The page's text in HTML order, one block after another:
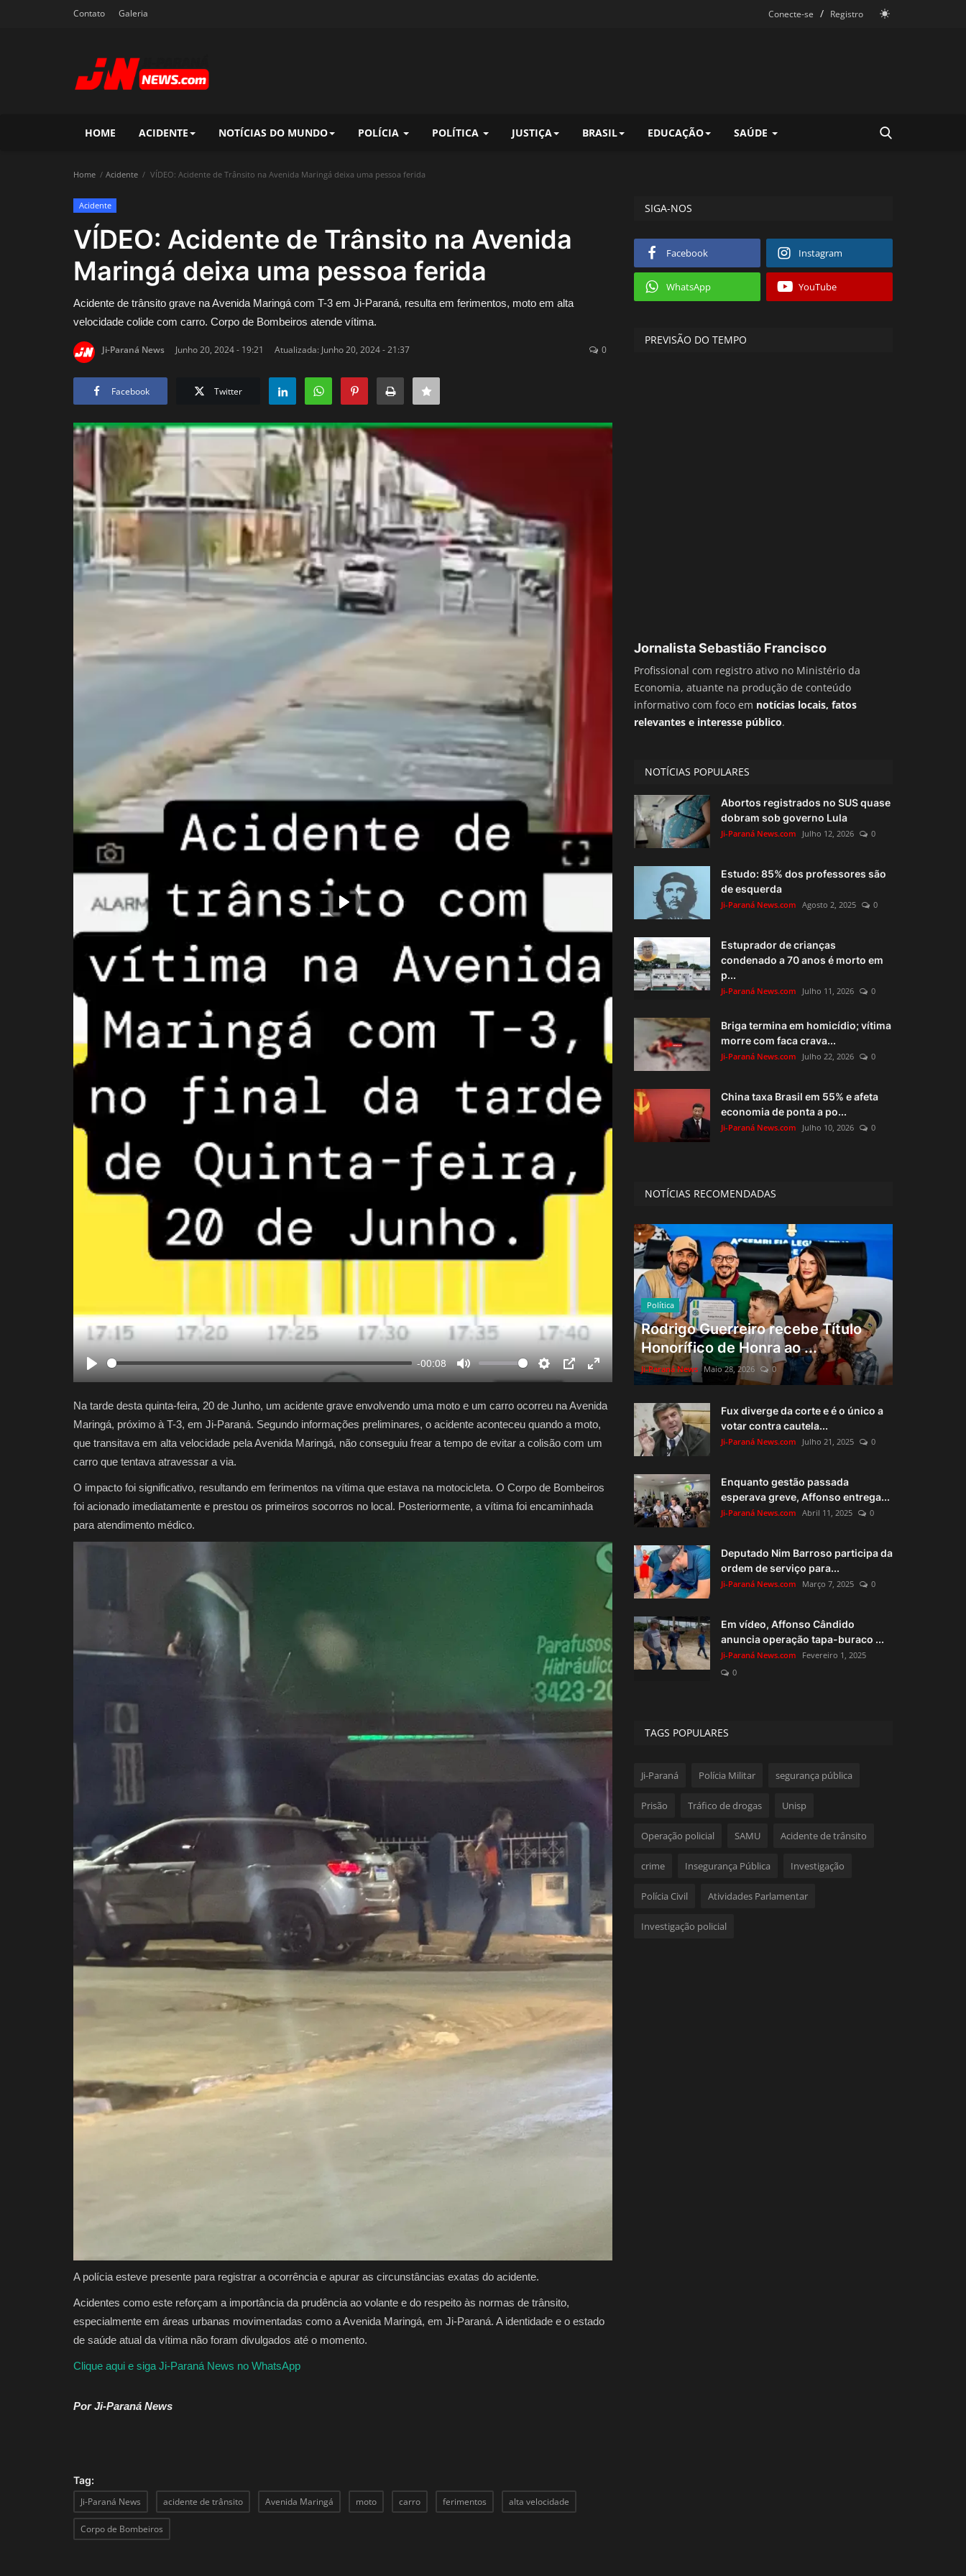
Contato Galeria Conecte-se / Registro
HOME ACIDENTE NOTÍCIAS DO MUNDO POLÍCIA POLÍTICA JUSTIÇA BRASIL EDUCAÇÃO SAÚDE
Home Acidente VÍDEO: Acidente de Trânsito na Avenida Maringá deixa uma pessoa ferida
Acidente
VÍDEO: Acidente de Trânsito na Avenida
Maringá deixa uma pessoa ferida
Acidente de trânsito grave na Avenida Maringá com T-3 em Ji-Paraná, resulta em ferimentos, moto em alta
velocidade colide com carro. Corpo de Bombeiros atende vítima.
Ji-Paraná News Junho 20, 2024 - 19:21 Atualizada: Junho 20, 2024 - 21:37 0
Facebook Twitter
Play
-00:08
Mute
Settings
PIP
Enter
Play
Na tarde desta quinta-feira, 20 de Junho, um acidente grave envolvendo uma moto e um carro ocorreu na Avenida
Maringá, próximo à T-3, em Ji-Paraná. Segundo informações preliminares, o acidente aconteceu quando a moto,
que transitava em alta velocidade pela Avenida Maringá, não conseguiu frear a tempo de evitar a colisão com um
carro que tentava atravessar a via.
O impacto foi significativo, resultando em ferimentos na vítima que estava na motocicleta. O Corpo de Bombeiros
foi acionado imediatamente e prestou os primeiros socorros no local. Posteriormente, a vítima foi encaminhada
para atendimento médico.
A polícia esteve presente para registrar a ocorrência e apurar as circunstâncias exatas do acidente.
Acidentes como este reforçam a importância da prudência ao volante e do respeito às normas de trânsito,
especialmente em áreas urbanas movimentadas como a Avenida Maringá, em Ji-Paraná. A identidade e o estado
de saúde atual da vítima não foram divulgados até o momento.
Clique aqui e siga Ji-Paraná News no WhatsApp
Por Ji-Paraná News
Tag:
Ji-Paraná News
acidente de trânsito Avenida Maringá moto carro ferimentos alta velocidade
Corpo de Bombeiros
SIGA-NOS
Facebook Instagram
WhatsApp YouTube
PREVISÃO DO TEMPO
Jornalista Sebastião Francisco
Profissional com registro ativo no Ministério da
Economia, atuante na produção de conteúdo
informativo com foco em notícias locais, fatos
relevantes e interesse público.
NOTÍCIAS POPULARES
Abortos registrados no SUS quase
dobram sob governo Lula
Ji-Paraná News.com Julho 12, 2026 0
Estudo: 85% dos professores são
de esquerda
Ji-Paraná News.com Agosto 2, 2025 0
Estuprador de crianças
condenado a 70 anos é morto em
p...
Ji-Paraná News.com Julho 11, 2026 0
Briga termina em homicídio; vítima
morre com faca crava...
Ji-Paraná News.com Julho 22, 2026 0
China taxa Brasil em 55% e afeta
economia de ponta a po...
Ji-Paraná News.com Julho 10, 2026 0
NOTÍCIAS RECOMENDADAS
Política
Rodrigo Guerreiro recebe Título
Honorífico de Honra ao ...
Ji-Paraná News Maio 28, 2026 0
Fux diverge da corte e é o único a
votar contra cautela...
Ji-Paraná News.com Julho 21, 2025 0
Enquanto gestão passada
esperava greve, Affonso entrega...
Ji-Paraná News.com Abril 11, 2025 0
Deputado Nim Barroso participa da
ordem de serviço para...
Ji-Paraná News.com Março 7, 2025 0
Em vídeo, Affonso Cândido
anuncia operação tapa-buraco ...
Ji-Paraná News.com
Fevereiro 1, 2025
0
TAGS POPULARES
Ji-Paraná Polícia Militar segurança pública
Prisão Tráfico de drogas Unisp
Operação policial SAMU Acidente de trânsito
crime Insegurança Pública Investigação
Polícia Civil Atividades Parlamentar
Investigação policial